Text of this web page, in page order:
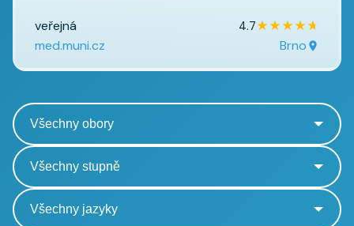
veřejná 4.7★★★★★
med.muni.cz Brno